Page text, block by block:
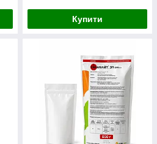
Купити